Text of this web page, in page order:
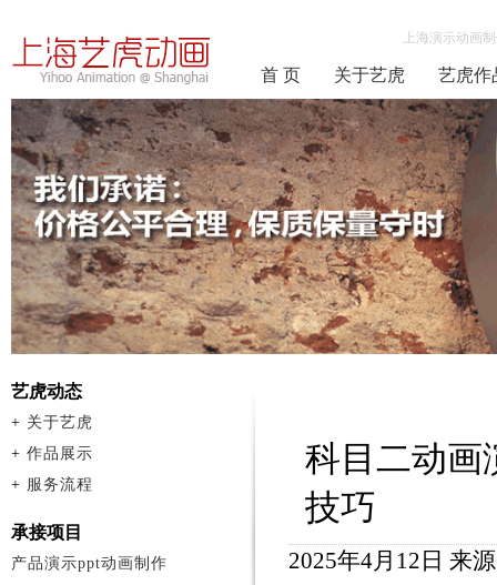
上海演示动画
首 页 关于艺虎 艺虎作
科目二动画
技巧
2025年4月12日 来
艺虎动态
+ 关于艺虎
+ 作品展示
+ 服务流程
承接项目
产品演示ppt动画制作